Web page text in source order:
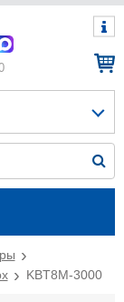
KBT8M-3000